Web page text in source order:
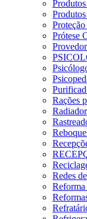
Prótese
Rações
Redes
Reforma